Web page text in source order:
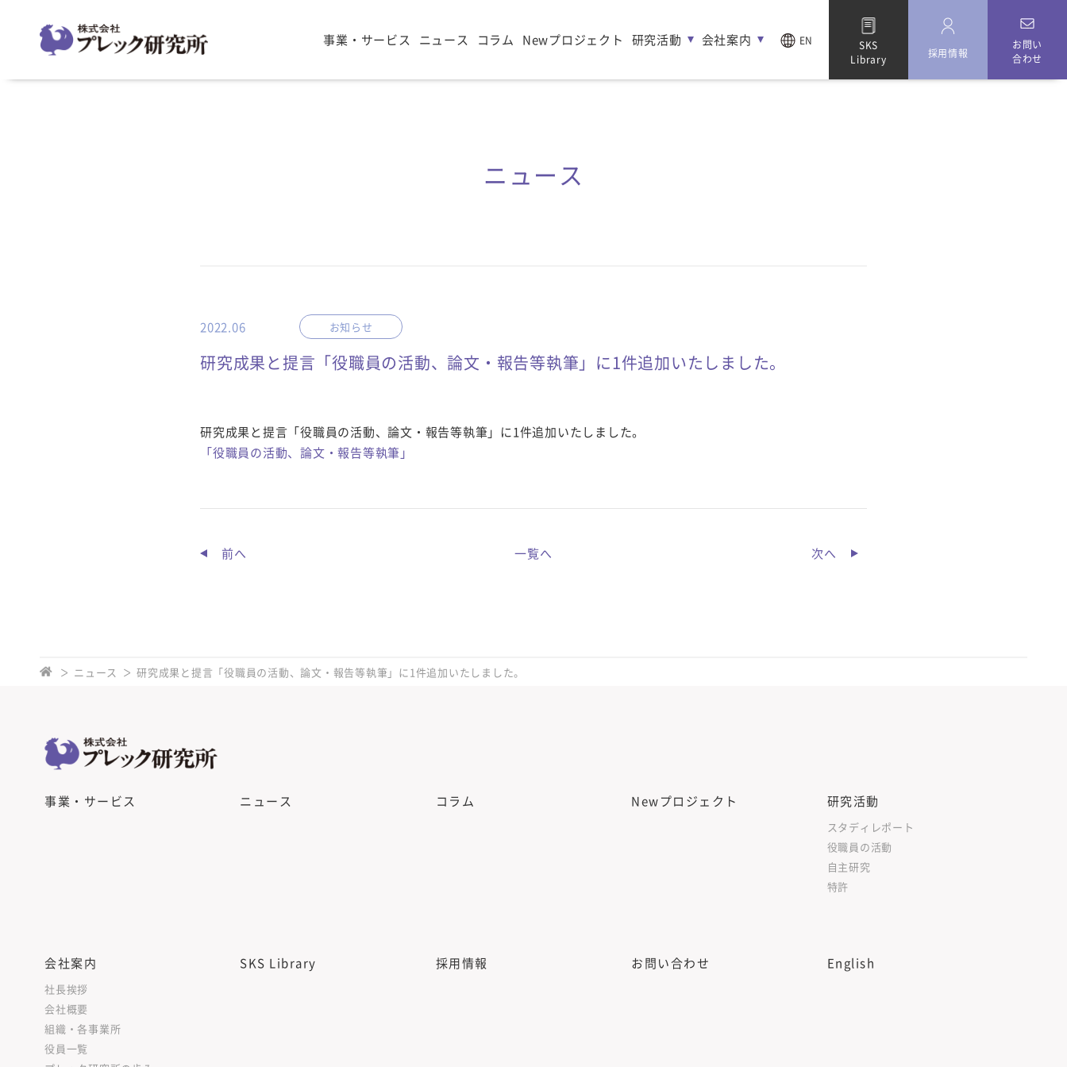
事業・サービス ニュース コラム Newプロジェクト 研究活動 会社案内 EN
SKS
Library
採用情報
お問い
合わせ
ニュース
2022.06 お知らせ
研究成果と提言「役職員の活動、論文・報告等執筆」に1件追加いたしました。
研究成果と提言「役職員の活動、論文・報告等執筆」に1件追加いたしました。
「役職員の活動、論文・報告等執筆」
前へ 一覧へ 次へ
ニュース 研究成果と提言「役職員の活動、論文・報告等執筆」に1件追加いたしました。
事業・サービス ニュース コラム Newプロジェクト 研究活動
スタディレポート
役職員の活動
自主研究
特許
会社案内
社長挨拶
会社概要
組織・各事業所
役員一覧
SKS Library 採用情報 お問い合わせ English